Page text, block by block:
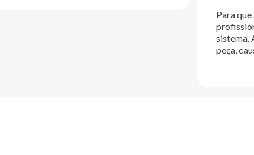
Para
sistema.
peça,